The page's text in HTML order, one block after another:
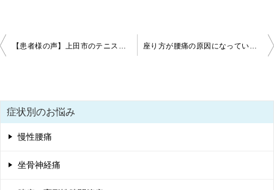
投
ビ
ゲ
ー
シ
【患者様の声】上田市のテニス大会で優勝しました！【腰痛】 座り方が腰痛の原因になっている上田市のあなたへ
症状別のお悩み
慢性腰痛
坐骨神経痛